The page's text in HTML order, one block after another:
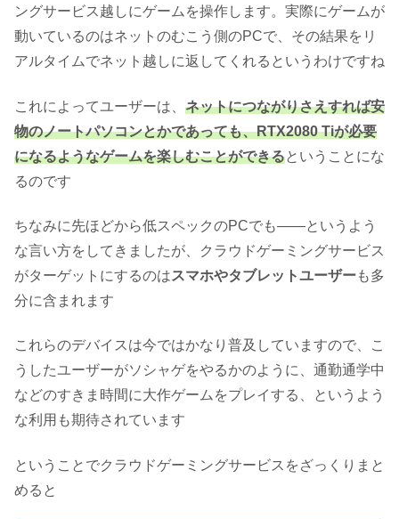
ングサービス越しにゲームを操作します。実際にゲームが
動いているのはネットのむこう側のPCで、その結果をリ
アルタイムでネット越しに返してくれるというわけですね
これによってユーザーは、 ネットにつながりさえすれば安
物のノートパソコンとかであっても、RTX2080 Tiが必要
になるようなゲームを楽しむことができるということにな
るのです
ちなみに先ほどから低スペックのPCでも――というよう
な言い方をしてきましたが、クラウドゲーミングサービス
がターゲットにするのはスマホやタブレットユーザーも多
分に含まれます
これらのデバイスは今ではかなり普及していますので、こ
うしたユーザーがソシャゲをやるかのように、通勤通学中
などのすきま時間に大作ゲームをプレイする、というよう
な利用も期待されています
ということでクラウドゲーミングサービスをざっくりまと
めると